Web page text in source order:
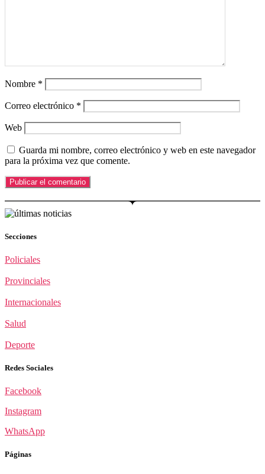
Nombre *
Correo electrónico *
Web
Guarda mi nombre, correo electrónico y web en este navegador
para la próxima vez que comente.
Secciones
Policiales
Provinciales
Internacionales
Salud
Deporte
Redes Sociales
Facebook
Instagram
WhatsApp
Páginas